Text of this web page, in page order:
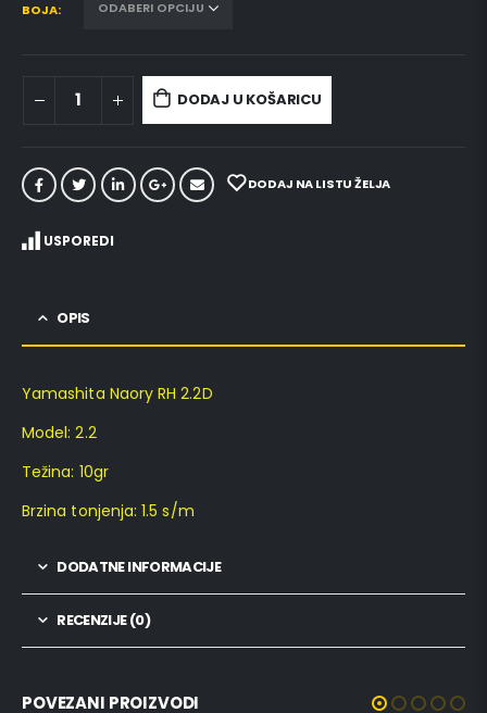
BOJA
DODAJ U KOŠARICU
DODAJ NA LISTU ŽELJA
USPOREDI
OPIS
Yamashita Naory RH 2.2D
Model: 2.2
Težina: 10gr
Brzina tonjenja: 1.5 s/m
DODATNE INFORMACIJE
RECENZIJE (0)
POVEZANI PROIZVODI